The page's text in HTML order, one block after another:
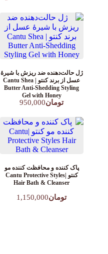
ژل حالت‌دهنده ضد ‌ریزش با شیرۀ
عسل از برند کنتو | Cantu Shea
Butter Anti-Shedding Styling
Gel with Honey
تومان950,000
پاک کننده و محافظت کننده مو
کنتو |Cantu Protective Styles
Hair Bath & Cleanser
تومان1,150,000